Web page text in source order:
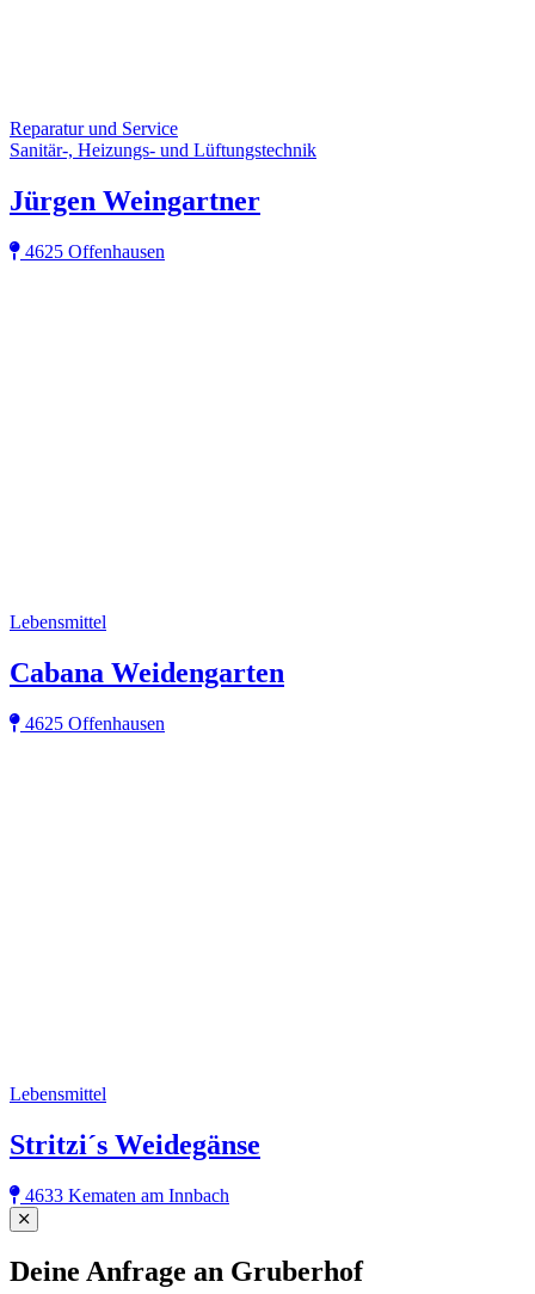
Reparatur und Service
Sanitär-, Heizungs- und Lüftungstechnik
Jürgen Weingartner
4625 Offenhausen
Lebensmittel
Cabana Weidengarten
4625 Offenhausen
Lebensmittel
Stritzi´s Weidegänse
4633 Kematen am Innbach
Close
Deine Anfrage an Gruberhof